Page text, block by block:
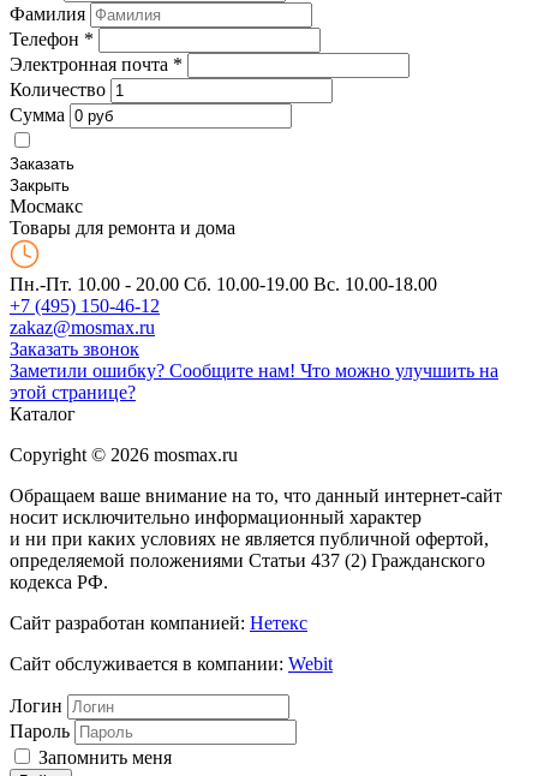
Фамилия
Телефон *
Электронная почта *
Количество
Сумма
Заказать
Закрыть
Мосмакс
Товары для ремонта и дома
Пн.-Пт. 10.00 - 20.00 Сб. 10.00-19.00 Вс. 10.00-18.00
+7 (495) 150-46-12
zakaz@mosmax.ru
Заказать звонок
Заметили ошибку? Сообщите нам! Что можно улучшить на
этой странице?
Каталог
Copyright © 2026 mosmax.ru
Обращаем ваше внимание на то, что данный интернет-сайт
носит исключительно информационный характер
и ни при каких условиях не является публичной офертой,
определяемой положениями Статьи 437 (2) Гражданского
кодекса РФ.
Сайт разработан компанией: Нетекс
Сайт обслуживается в компании: Webit
Логин
Пароль
Запомнить меня